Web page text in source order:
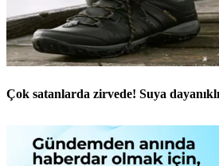
Çok satanlarda zirvede! Suya